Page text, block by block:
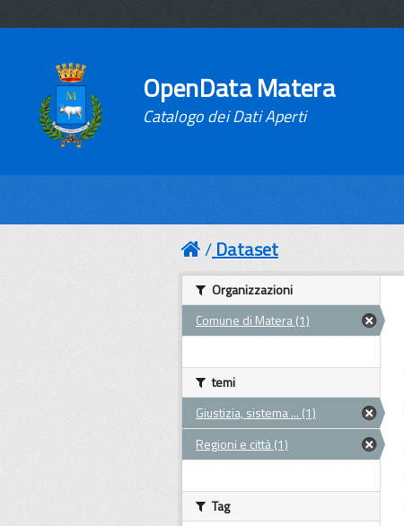
OpenData Matera
Catalogo dei Dati Aperti
Dataset
Organizzazioni
Comune di Matera (1)
temi
Giustizia, sistema ... (1)
Regioni e città (1)
Tag